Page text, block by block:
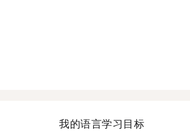
我的语言学习目标